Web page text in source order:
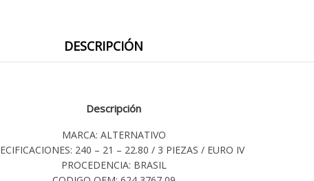
DESCRIPCIÓN
Descripción
MARCA: ALTERNATIVO
240 – 21 – 22.80 / 3 PIEZAS / EURO IV
PROCEDENCIA: BRASIL